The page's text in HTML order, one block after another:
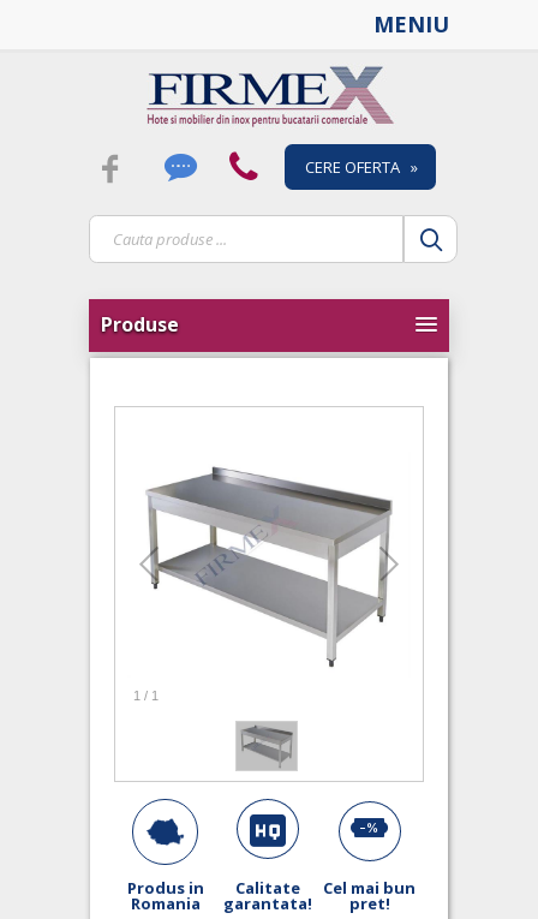
MENIU
CERE OFERTA »
Produse
1 / 1
Produs in
Romania
Calitate
garantata!
Cel mai bun
pret!